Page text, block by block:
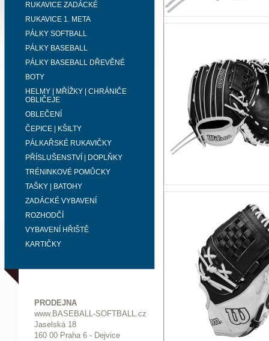
RUKAVICE ZADÁCKÉ
RUKAVICE 1. META
PÁLKY SOFTBALL
PÁLKY BASEBALL
PÁLKY BASEBALL DŘEVĚNÉ
BOTY
HELMY | MŘÍŽKY | CHRÁNIČE
OBLIČEJE
OBLEČENÍ
ČEPICE | KŠILTY
PÁLKAŘSKÉ RUKAVIČKY
PŘÍSLUŠENSTVÍ | DOPLŇKY
TRÉNINKOVÉ POMŮCKY
TAŠKY | BATOHY
ZADÁCKÉ VYBAVENÍ
ROZHODČÍ
VYBAVENÍ HŘIŠTĚ
KARTIČKY
PRODEJNA
www.BASEBALL-SOFTBALL.cz
Jaselská 18
160 00 Praha 6 - Dejvice